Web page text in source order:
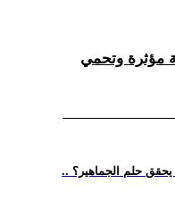
مؤثرة وتحمي